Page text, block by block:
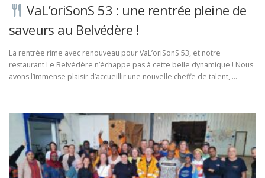
VaL’oriSonS 53 : une rentrée pleine de
saveurs au Belvédère !
La rentrée rime avec renouveau pour VaL’oriSonS 53, et notre
restaurant Le Belvédère n’échappe pas à cette belle dynamique ! Nous
avons l’immense plaisir d’accueillir une nouvelle cheffe de talent, …